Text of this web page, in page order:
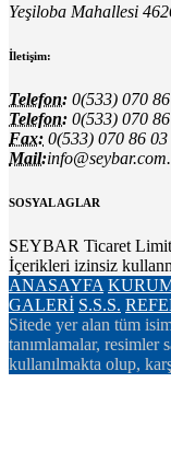
Yeşiloba Mahallesi
İletişim:
Telefon: 0(533) 070
Telefon: 0(533) 070
Fax: 0(533) 070 86 03
Mail:
SOSYAL AGLAR
SEYBAR Ticaret
İçerikleri izinsiz
ANASAYFA
GALERİ S.S.S.
Sitede yer alan tüm
tanımlamalar, resimler
kullanılmakta olup,